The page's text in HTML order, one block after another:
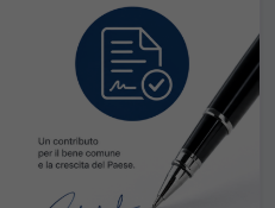
Questi cookie
non raccolgono
informazioni
personali.